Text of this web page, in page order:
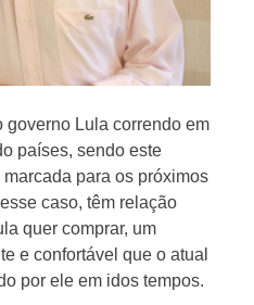
governo Lula correndo em
países, sendo este
para os próximos
caso, têm relação
quer comprar, um
e confortável que o atual
por ele em idos tempos.